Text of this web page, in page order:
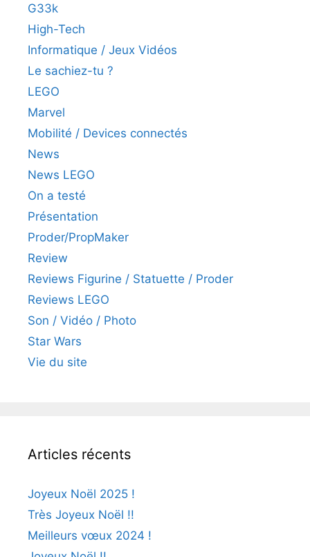
G33k
High-Tech
Informatique / Jeux Vidéos
Le sachiez-tu ?
LEGO
Marvel
Mobilité / Devices connectés
News
News LEGO
On a testé
Présentation
Proder/PropMaker
Review
Reviews Figurine / Statuette / Proder
Reviews LEGO
Son / Vidéo / Photo
Star Wars
Vie du site
Articles récents
Joyeux Noël 2025 !
Très Joyeux Noël !!
Meilleurs vœux 2024 !